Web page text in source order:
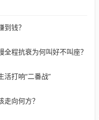
钱？
程抗衰为何叫好不叫座？
活打响“二番战”
向何方？